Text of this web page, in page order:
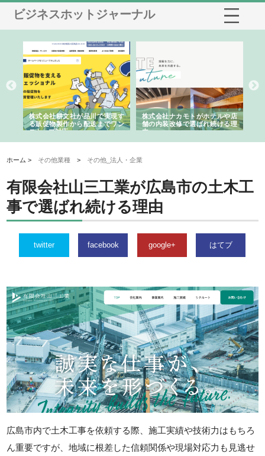
ビジネスホットジャーナル
株式会社耕文社が品川で実現す
る販促物製作から配送までワン
ストップ対応
株式会社ナカモトがホテルや店
舗の内装改修で選ばれ続ける理
由
ホーム > その他業種 > その他_法人・企業
有限会社山三工業が広島市の土木工
事で選ばれ続ける理由
twitter facebook google+ はてブ
広島市内で土木工事を依頼する際、施工実績や技術力はもちろ
ん重要ですが、地域に根差した信頼関係や現場対応力も見逃せ